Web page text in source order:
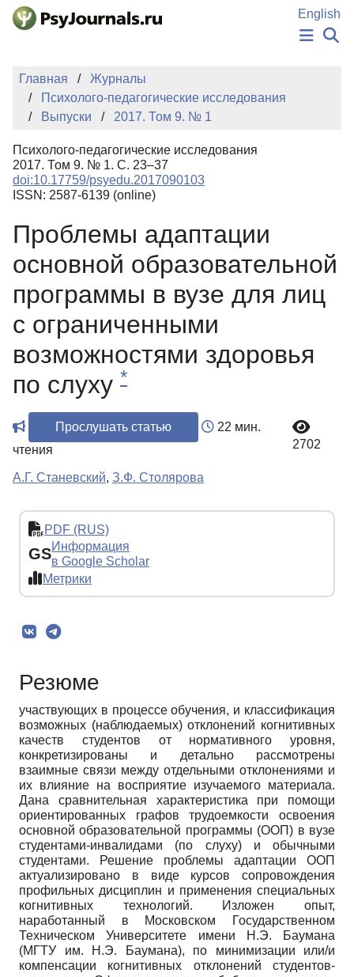
Перейти к основному содержанию
English
НОВОСТИ
АВТОРЫ
КЛЮЧЕВЫЕ СЛОВА
Регистрация
Главная
Журналы
Психолого-педагогические исследования
Выпуски
2017. Том 9. № 1
Психолого-педагогические исследования
2017. Том 9. № 1. С. 23–37
doi:10.17759/psyedu.2017090103
ISSN: 2587-6139 (online)
Проблемы адаптации
основной образовательной
программы в вузе для лиц
с ограниченными
возможностями здоровья
по слуху *
Прослушать статью
22 мин.
чтения
2702
А.Г. Станевский, З.Ф. Столярова
PDF (RUS)
GSИнформация
в Google Scholar
Метрики
Резюме
участвующих в процессе обучения, и классификация
возможных (наблюдаемых) отклонений когнитивных
качеств студентов от нормативного уровня,
конкретизированы и детально рассмотрены
взаимные связи между отдельными отклонениями и
их влияние на восприятие изучаемого материала.
Дана сравнительная характеристика при помощи
ориентированных графов трудоемкости освоения
основной образовательной программы (ООП) в вузе
студентами-инвалидами (по слуху) и обычными
студентами. Решение проблемы адаптации ООП
актуализировано в виде курсов сопровождения
профильных дисциплин и применения специальных
когнитивных технологий. Изложен опыт,
наработанный в Московском Государственном
Техническом Университете имени Н.Э. Баумана
(МГТУ им. Н.Э. Баумана), по минимизации или/и
компенсации когнитивных отклонений студентов-